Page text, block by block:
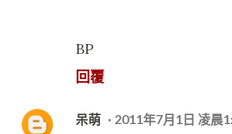
BP
回覆
呆萌 2011年7月1日 凌晨